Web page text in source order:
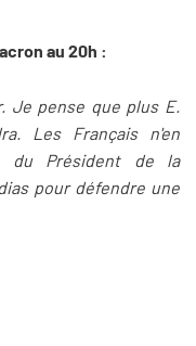
au 20h :
Je pense que plus E.
Les Français n'en
du Président de la
pour défendre une